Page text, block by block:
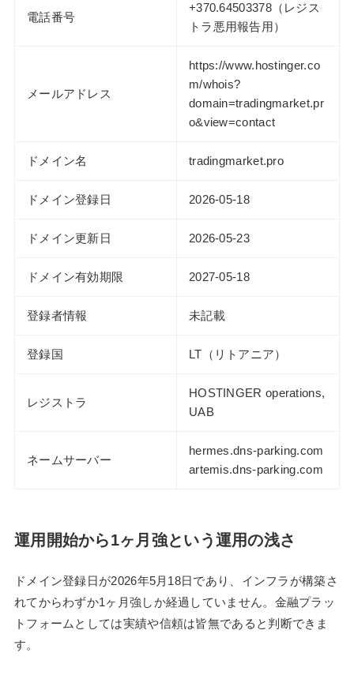
電話番号
+370.64503378（レジス
トラ悪用報告用）
メールアドレス
https://www.hostinger.co
m/whois?
domain=tradingmarket.pr
o&view=contact
ドメイン名 tradingmarket.pro
ドメイン登録日 2026-05-18
ドメイン更新日 2026-05-23
ドメイン有効期限 2027-05-18
登録者情報 未記載
登録国 LT（リトアニア）
レジストラ
HOSTINGER operations,
UAB
ネームサーバー
hermes.dns-parking.com
artemis.dns-parking.com
運用開始から1ヶ月強という運用の浅さ
ドメイン登録日が2026年5月18日であり、インフラが構築さ
れてからわずか1ヶ月強しか経過していません。金融プラッ
トフォームとしては実績や信頼は皆無であると判断できま
す。